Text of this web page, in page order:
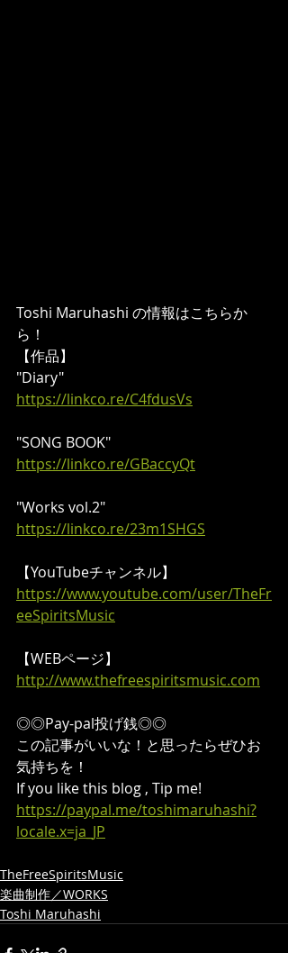
Toshi Maruhashi の情報はこちらか
ら！
【作品】
"Diary"
https://linkco.re/C4fdusVs
"SONG BOOK"
https://linkco.re/GBaccyQt
"Works vol.2"
https://linkco.re/23m1SHGS
【YouTubeチャンネル】
https://www.youtube.com/user/TheFr
eeSpiritsMusic
【WEBページ】
http://www.thefreespiritsmusic.com
◎◎Pay-pal投げ銭◎◎
この記事がいいな！と思ったらぜひお
気持ちを！
If you like this blog , Tip me!
https://paypal.me/toshimaruhashi?
locale.x=ja_JP
TheFreeSpiritsMusic
楽曲制作／WORKS
Toshi Maruhashi